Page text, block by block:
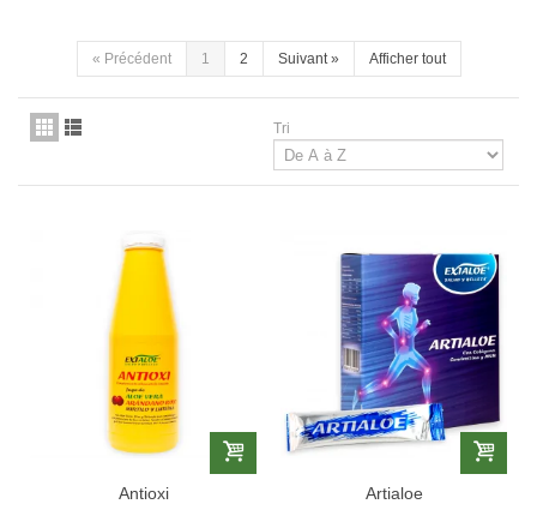
« Précédent 1 2 Suivant» Afficher tout
Tri
Antioxi Artialoe